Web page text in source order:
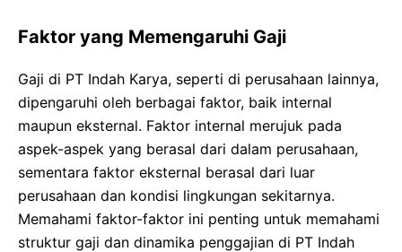
Faktor yang Memengaruhi Gaji
Gaji di PT Indah Karya, seperti di perusahaan lainnya,
dipengaruhi oleh berbagai faktor, baik internal
maupun eksternal. Faktor internal merujuk pada
aspek-aspek yang berasal dari dalam perusahaan,
sementara faktor eksternal berasal dari luar
perusahaan dan kondisi lingkungan sekitarnya.
Memahami faktor-faktor ini penting untuk memahami
struktur gaji dan dinamika penggajian di PT Indah